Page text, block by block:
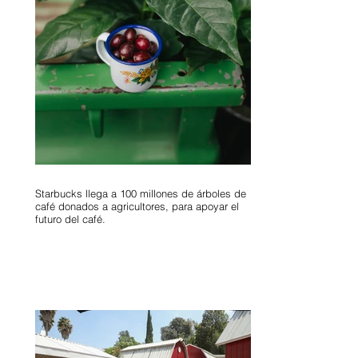
Starbucks llega a 100 millones de árboles de
café donados a agricultores, para apoyar el
futuro del café.